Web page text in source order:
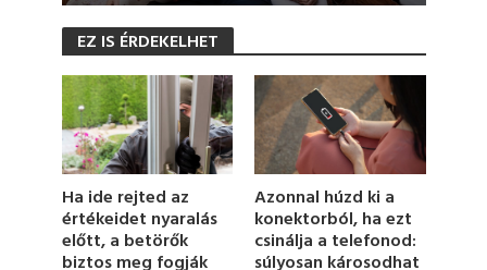
s
o
n
d
s
o
f
6
s
e
c
EZ IS ÉRDEKELHET
Ha ide rejted az
értékeidet nyaralás
előtt, a betörők
biztos meg fogják
Azonnal húzd ki a
konektorból, ha ezt
csinálja a telefonod:
súlyosan károsodhat